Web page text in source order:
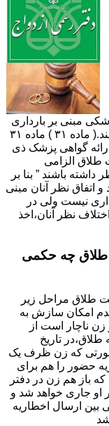
مبنی بر بارداری
یا عدم بارداری زوجه را مطالبه و بایگانی نمایند.( ماده ۳۱ ) ماده ۳۱
ارائه گواهی پزشک ذی
طلاق الزامی
باشند ” بنا بر
اتفاق نظر آنان مبنی
نیست ولی در
نظر آنان،اخذ
طلاق چه حکمی
طلاق مراحل زیر
امکان سازش به
ناچار است از
تاریخ
که زن ظرف یک
حضور را هم برای
باز هم زن در دفتر
او جاری خواهد شد و
بین ارسال اخطاریه